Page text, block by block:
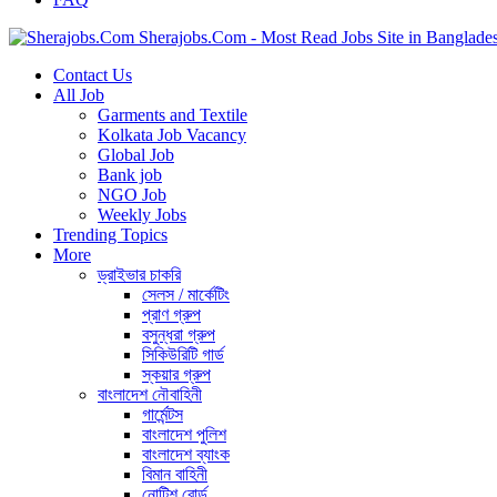
Sherajobs.Com - Most Read Jobs Site in
Contact Us
All Job
Garments and Textile
Kolkata Job Vacancy
Global Job
Bank job
NGO Job
Weekly Jobs
Trending Topics
More
ড্রাইভার চাকরি
সেলস / মার্কেটিং
প্রাণ গ্রুপ
বসুন্ধরা গ্রুপ
সিকিউরিটি গার্ড
স্কয়ার গ্রুপ
বাংলাদেশ নৌবাহিনী
গার্মেন্টস
বাংলাদেশ পুলিশ
বাংলাদেশ ব্যাংক
বিমান বাহিনী